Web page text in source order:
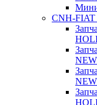
CNH-